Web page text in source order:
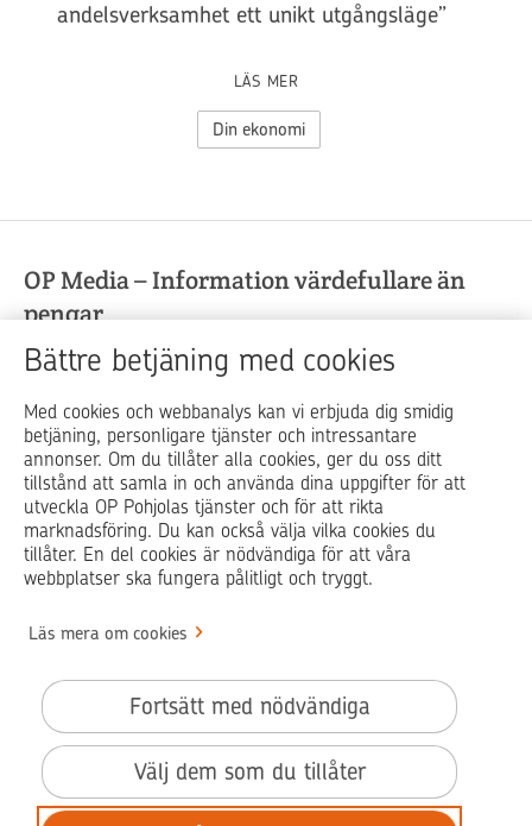
Bättre betjäning med cookies
Med cookies och webbanalys kan vi erbjuda dig smidig
betjäning, personligare tjänster och intressantare
annonser. Om du tillåter alla cookies, ger du oss ditt
tillstånd att samla in och använda dina uppgifter för att
utveckla OP Pohjolas tjänster och för att rikta
marknadsföring. Du kan också välja vilka cookies du
tillåter. En del cookies är nödvändiga för att våra
webbplatser ska fungera pålitligt och tryggt.
Läs mera om cookies
Välj dem som du tillåter
Fortsätt med nödvändiga
andelsverksamhet ett unikt utgångsläge”
LÄS MER
Din ekonomi
OP Media – Information värdefullare än
pengar
OP Media är OP Pohjolas kundmedieportal där du får
livets vändpunkter och vid ekonomiproblem.
Op.fi Pohjola Skadehjälpen
© OP Pohjola
Info
Användarvillkor
Tillgänglighetsutlåtande
Användning av cookies